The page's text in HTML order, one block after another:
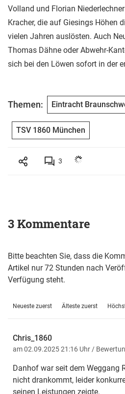
Volland und Florian
Kracher, die auf Giesings Höhen
vielen Jahren auslösten. Auch
Thomas Dähne oder Abwehr-
sich bei den Löwen sofort in der
Themen: Eintracht
TSV 1860 München
3
3 Kommentare
Bitte beachten Sie, dass die
Artikel nur 72 Stunden nach
Verfügung steht.
Neueste zuerst Älteste zuerst
Chris_1860
am 02.09.2025 21:16 Uhr /
Danhof war seit dem Weggang
nicht drankommt, leider
seinen Leistungen zeigte.